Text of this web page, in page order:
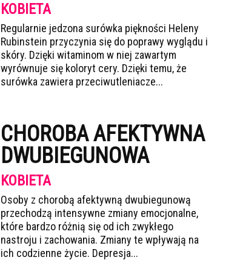
KOBIETA
Regularnie jedzona surówka piękności Heleny
Rubinstein przyczynia się do poprawy wyglądu i
skóry. Dzięki witaminom w niej zawartym
wyrównuje się koloryt cery. Dzięki temu, że
surówka zawiera przeciwutleniacze...
CHOROBA AFEKTYWNA
DWUBIEGUNOWA
KOBIETA
Osoby z chorobą afektywną dwubiegunową
przechodzą intensywne zmiany emocjonalne,
które bardzo różnią się od ich zwykłego
nastroju i zachowania. Zmiany te wpływają na
ich codzienne życie. Depresja...